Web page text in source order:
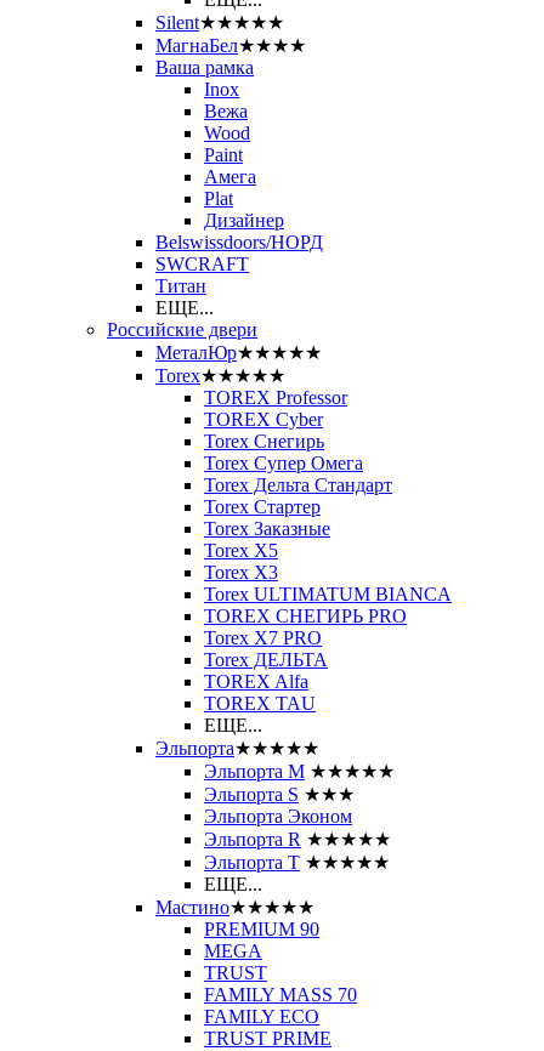
Silent★★★★★
МагнаБел★★★★
Ваша рамка
Inox
Вежа
Wood
Paint
Амега
Plat
Дизайнер
Belswissdoors/НОРД
SWCRAFT
Титан
ЕЩЕ...
Российские двери
МеталЮр★★★★★
Torex★★★★★
TOREX Professor
TOREX Cyber
Torex Снегирь
Torex Супер Омега
Torex Дельта Стандарт
Torex Стартер
Torex Заказные
Torex Х5
Torex Х3
Torex ULTIMATUM BIANCA
TOREX СНЕГИРЬ PRO
Torex X7 PRO
Torex ДЕЛЬТА
TOREX Alfa
TOREX TAU
ЕЩЕ...
Эльпорта★★★★★
Эльпорта M ★★★★★
Эльпорта S ★★★
Эльпорта Эконом
Эльпорта R ★★★★★
Эльпорта Т ★★★★★
ЕЩЕ...
Мастино★★★★★
PREMIUM 90
MEGA
TRUST
FAMILY MASS 70
FAMILY ECO
TRUST PRIME